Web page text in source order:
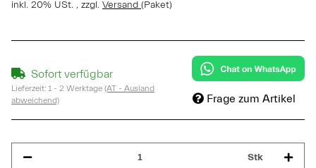
inkl. 20% USt. , zzgl. Versand (Paket)
Sofort verfügbar
Lieferzeit: 1 - 2 Werktage (AT - Ausland
abweichend)
Frage zum Artikel
Stk